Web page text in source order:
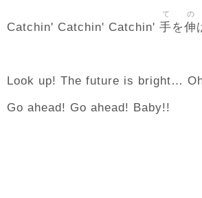
Catchin' Catchin' Catchin' 手
て
を伸
の
Look up! The future is bright…
Go ahead! Go ahead! Baby!!